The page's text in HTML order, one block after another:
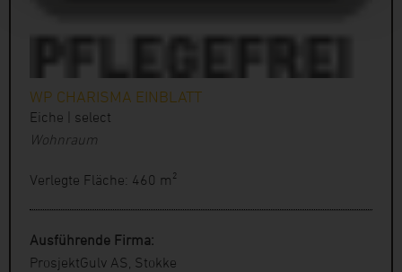
WP CHARISMA EINBLATT
Eiche | select
Wohnraum
Verlegte Fläche: 460 m²
Ausführende Firma:
ProsjektGulv AS, Stokke